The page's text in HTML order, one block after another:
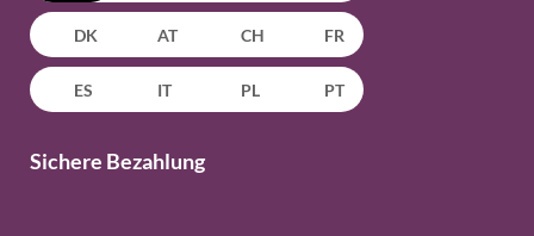
DK AT CH FR
ES IT PL PT
Sichere Bezahlung